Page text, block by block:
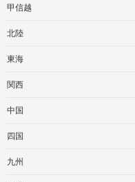
甲信越
北陸
東海
関西
中国
四国
九州